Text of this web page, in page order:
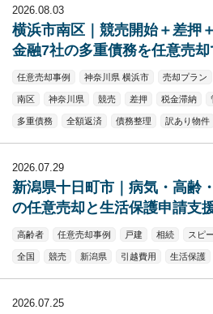
2026.08.03
横浜市南区｜競売開始＋差押
金融7社の多重債務を任意売
任意売却事例 神奈川県 横浜市 売却プラン
南区 神奈川県 競売 差押 税金滞納
多重債務 全額返済 債務整理 訳あり物件
2026.07.29
新潟県十日町市｜病気・高齢
の任意売却と生活保護申請支
高齢者 任意売却事例 戸建 相続 スピ
全国 競売 新潟県 引越費用 生活保護
2026.07.25